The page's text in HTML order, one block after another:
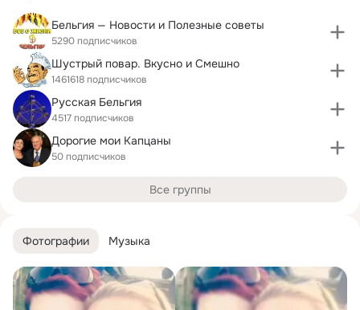
Фотографии Музыка
Бельгия — Новости и Полезные советы
5290 подписчиков
Шустрый повар. Вкусно и Смешно
1461618 подписчиков
Русская Бельгия
4517 подписчиков
Дорогие мои Капцаны
50 подписчиков
Все группы